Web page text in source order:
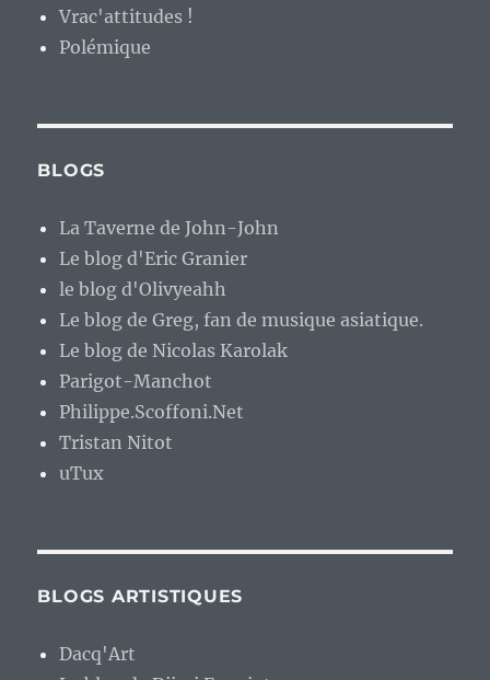
Vrac'attitudes !
Polémique
BLOGS
La Taverne de John-John
Le blog d'Eric Granier
le blog d'Olivyeahh
Le blog de Greg, fan de musique asiatique.
Le blog de Nicolas Karolak
Parigot-Manchot
Philippe.Scoffoni.Net
Tristan Nitot
uTux
BLOGS ARTISTIQUES
Dacq'Art